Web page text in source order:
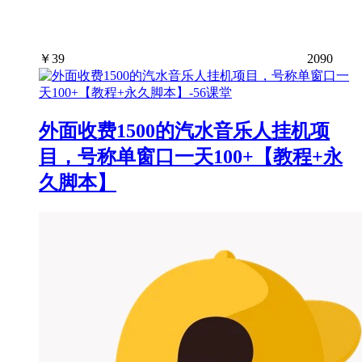
￥39 2090
外面收费1500的汽水音乐人挂机项
目，号称单窗口一天100+【教程+永
久脚本】